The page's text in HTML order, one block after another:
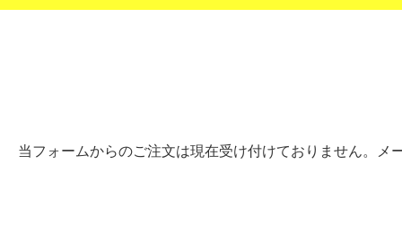
当フォームからのご注文は現在受け付けておりません。メ